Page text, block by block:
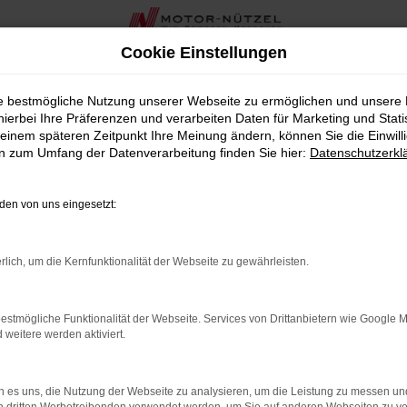
SUV nach Maß bei
und Design gezielt auf Ihren Alltag abzustimmen.
Ihrem Nutzungsprofil passen. So können Sie Ihren Seat
die aktuelle Konnektivität, moderne Sicherheitsfunktionen
bei Komfort, Optik und digitalem Bedienkonzept zur
NETWORK ERROR
ist ein Fehler aufgetreten.
ein paar Tipps, die dir helfen können:
Cookie Einstellungen
bestmögliche Nutzung unserer Webseite zu ermöglichen und unsere
Ihre Präferenzen und verarbeiten Daten für Marketing und
späteren Zeitpunkt Ihre Meinung ändern, können Sie die
zum Umfang der Datenverarbeitung finden Sie hier:
von uns eingesetzt:
um die Kernfunktionalität der Webseite zu gewährleisten.
Funktionalität der Webseite. Services von Drittanbietern wie Google
weitere werden aktiviert.
es uns, die Nutzung der Webseite zu analysieren, um die Leistung zu messen